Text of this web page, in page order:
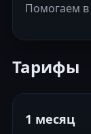
Помогаем
Тарифы
1 месяц